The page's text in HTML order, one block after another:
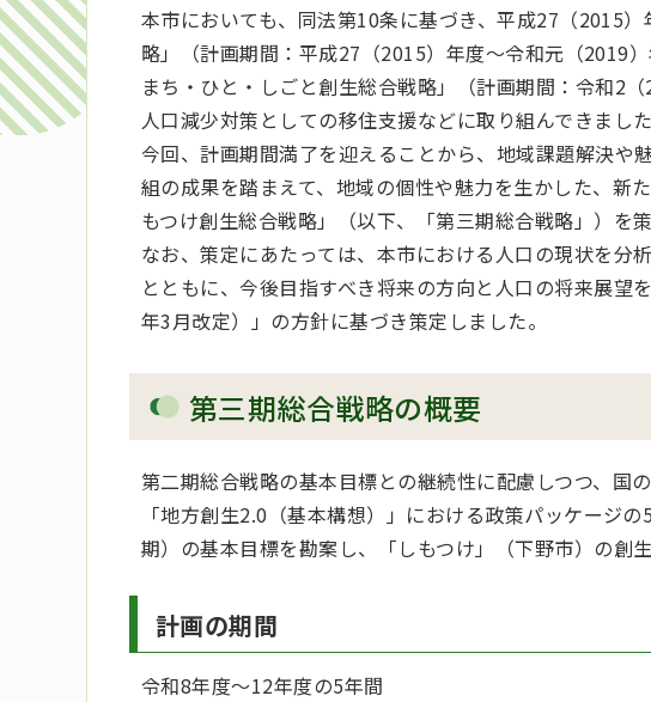
本市においても、同法第10条に基づき、平成27（2015
略」（計画期間：平成27（2015）年度～令和元（2019
まち・ひと・しごと創生総合戦略」（計画期間：令和2
人口減少対策としての移住支援などに取り組んできました
今回、計画期間満了を迎えることから、地域課題解決や
組の成果を踏まえて、地域の個性や魅力を生かした、新
もつけ創生総合戦略」（以下、「第三期総合戦略」）を策
なお、策定にあたっては、本市における人口の現状を分
とともに、今後目指すべき将来の方向と人口の将来展望
年3月改定）」の方針に基づき策定しました。
第三期総合戦略の概要
第二期総合戦略の基本目標との継続性に配慮しつつ、国
「地方創生2.0（基本構想）」における政策パッケージ
期）の基本目標を勘案し、「しもつけ」（下野市）の創
計画の期間
令和8年度～12年度の5年間